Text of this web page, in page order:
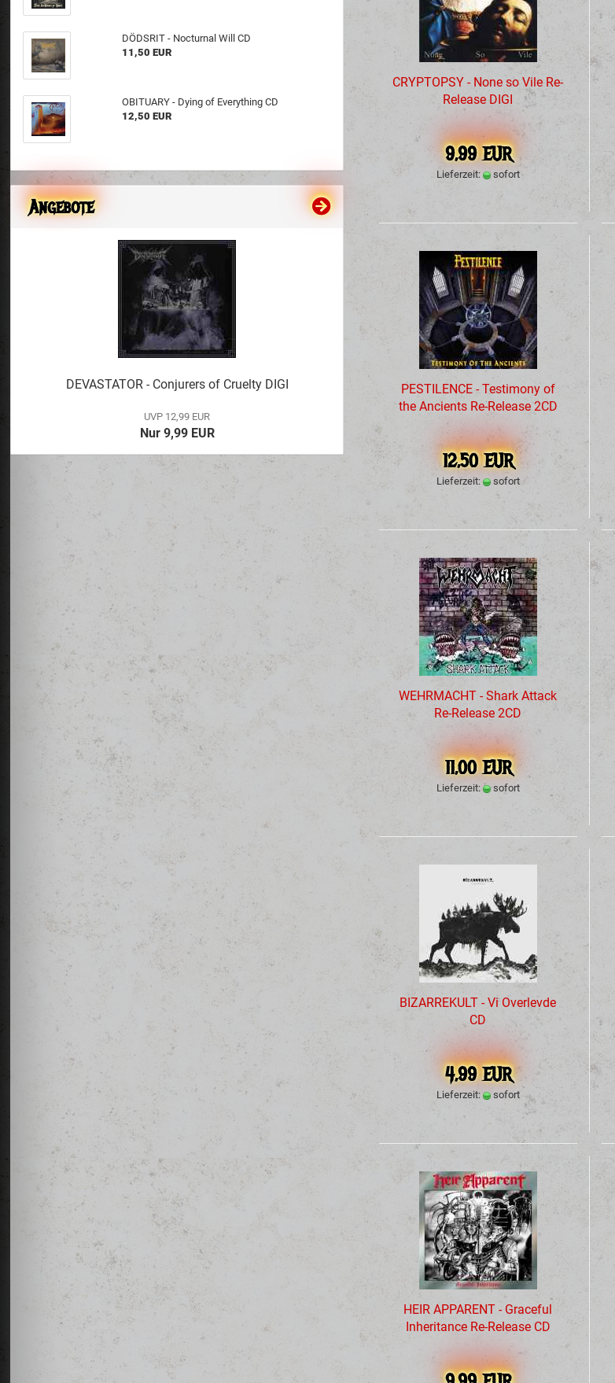
CRYPTOPSY - None so Vile Re-
Release DIGI
9,99 EUR
Lieferzeit: sofort
PESTILENCE - Testimony of
the Ancients Re-Release 2CD
12,50 EUR
Lieferzeit: sofort
WEHRMACHT - Shark Attack
Re-Release 2CD
11,00 EUR
Lieferzeit: sofort
BIZARREKULT - Vi Overlevde
CD
4,99 EUR
Lieferzeit: sofort
HEIR APPARENT - Graceful
Inheritance Re-Release CD
DÖDSRIT - Nocturnal Will CD
11,50 EUR
OBITUARY - Dying of Everything CD
12,50 EUR
Angebote
DEVASTATOR - Conjurers of Cruelty DIGI
UVP 12,99 EUR
Nur 9,99 EUR